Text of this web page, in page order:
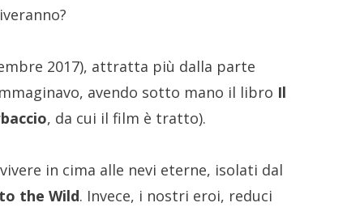
2017), attratta più dalla parte
avendo sotto mano il libro Il
, da cui il film è tratto).
in cima alle nevi eterne, isolati dal
the Wild. Invece, i nostri eroi, reduci